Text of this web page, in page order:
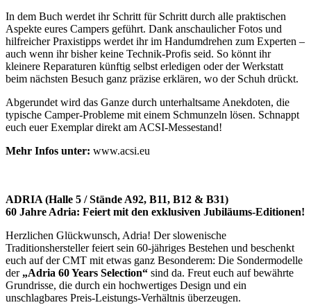
In dem Buch werdet ihr Schritt für Schritt durch alle praktischen
Aspekte eures Campers geführt. Dank anschaulicher Fotos und
hilfreicher Praxistipps werdet ihr im Handumdrehen zum Experten –
auch wenn ihr bisher keine Technik-Profis seid. So könnt ihr
kleinere Reparaturen künftig selbst erledigen oder der Werkstatt
beim nächsten Besuch ganz präzise erklären, wo der Schuh drückt.
Abgerundet wird das Ganze durch unterhaltsame Anekdoten, die
typische Camper-Probleme mit einem Schmunzeln lösen. Schnappt
euch euer Exemplar direkt am ACSI-Messestand!
Mehr Infos unter: www.acsi.eu
ADRIA (Halle 5 / Stände A92, B11, B12 & B31)
60 Jahre Adria: Feiert mit den exklusiven Jubiläums-Editionen!
Herzlichen Glückwunsch, Adria! Der slowenische
Traditionshersteller feiert sein 60-jähriges Bestehen und beschenkt
euch auf der CMT mit etwas ganz Besonderem: Die Sondermodelle
der „Adria 60 Years Selection“ sind da. Freut euch auf bewährte
Grundrisse, die durch ein hochwertiges Design und ein
unschlagbares Preis-Leistungs-Verhältnis überzeugen.